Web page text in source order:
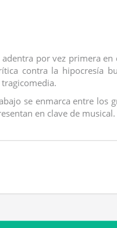
por vez primera
contra la hipocresía
se enmarca entre los
en clave de musical.